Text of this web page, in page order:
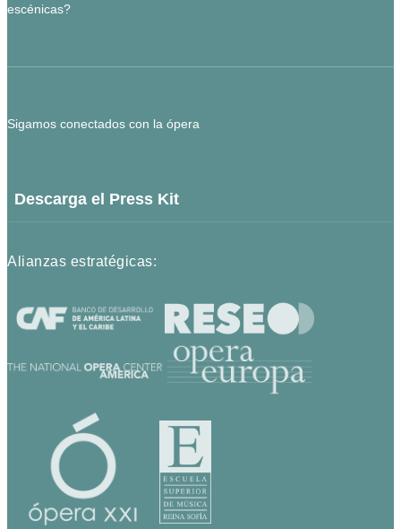
escénicas?
Sigamos conectados con la ópera
Descarga el Press Kit
Alianzas estratégicas: